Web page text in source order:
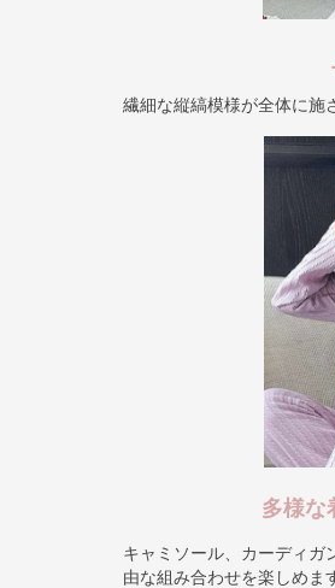
繊細な縦縞模様が全体に施
多様な
キャミソール、カーディガ
由な組み合わせを楽しめま